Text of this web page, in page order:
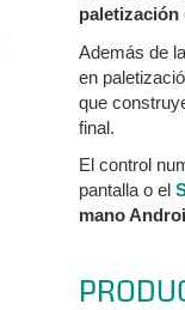
paletización
Además de
en
que
final.
El control
pantalla o el
mano